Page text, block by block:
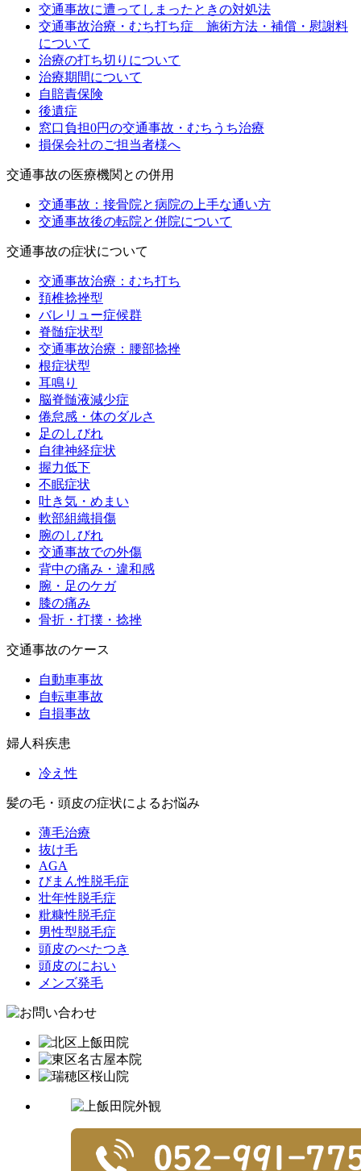
交通事故に遭ってしまったときの対処法
交通事故治療・むち打ち症 施術方法・補償・慰謝料
について
治療の打ち切りについて
治療期間について
自賠責保険
後遺症
窓口負担0円の交通事故・むちうち治療
損保会社のご担当者様へ
交通事故の医療機関との併用
交通事故：接骨院と病院の上手な通い方
交通事故後の転院と併院について
交通事故の症状について
交通事故治療：むち打ち
頚椎捻挫型
バレリュー症候群
脊髄症状型
交通事故治療：腰部捻挫
根症状型
耳鳴り
脳脊髄液減少症
倦怠感・体のダルさ
足のしびれ
自律神経症状
握力低下
不眠症状
吐き気・めまい
軟部組織損傷
腕のしびれ
交通事故での外傷
背中の痛み・違和感
腕・足のケガ
膝の痛み
骨折・打撲・捻挫
交通事故のケース
自動車事故
自転車事故
自損事故
婦人科疾患
冷え性
髪の毛・頭皮の症状によるお悩み
薄毛治療
抜け毛
AGA
びまん性脱毛症
壮年性脱毛症
粃糠性脱毛症
男性型脱毛症
頭皮のべたつき
頭皮のにおい
メンズ発毛